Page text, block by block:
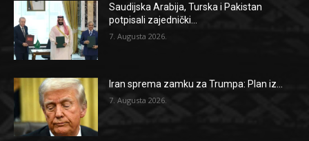
Saudijska Arabija, Turska i Pakistan
potpisali zajednički...
7. Augusta 2026.
Iran sprema zamku za Trumpa: Plan iz...
7. Augusta 2026.